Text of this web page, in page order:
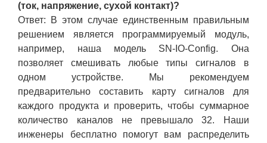
(ток, напряжение, сухой контакт)?
Ответ: В этом случае единственным правильным
решением является программируемый модуль,
например, наша модель SN-IO-Config. Она
позволяет смешивать любые типы сигналов в
одном устройстве. Мы рекомендуем
предварительно составить карту сигналов для
каждого продукта и проверить, чтобы суммарное
количество каналов не превышало 32. Наши
инженеры бесплатно помогут вам распределить